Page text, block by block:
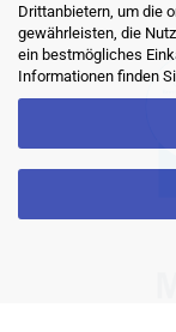
Drittanbietern, um die
gewährleisten, die
ein bestmögliches
Informationen finden